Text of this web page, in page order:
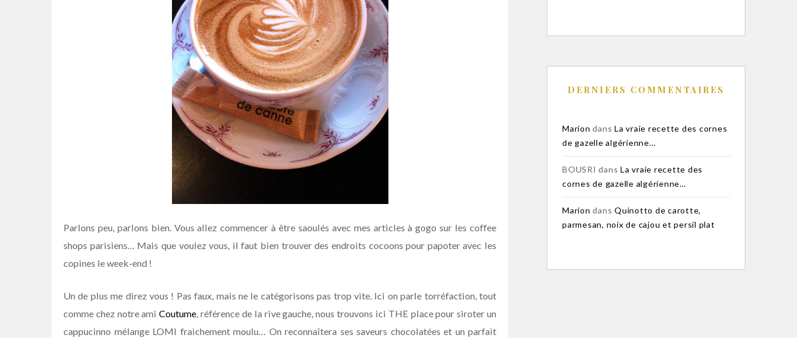
Parlons peu, parlons bien. Vous allez commencer à être saoulés avec mes articles à gogo sur les coffee
shops parisiens… Mais que voulez vous, il faut bien trouver des endroits cocoons pour papoter avec les
copines le week-end !
Un de plus me direz vous ! Pas faux, mais ne le catégorisons pas trop vite. Ici on parle torréfaction, tout
comme chez notre amiCoutume , référence de la rive gauche, nous trouvons ici THE place pour siroter un
cappucinno mélange LOMI fraichement moulu… On reconnaîtera ses saveurs chocolatées et un parfait
DERNIERS COMMENTAIRES
Marion dans La vraie recette des cornes
de gazelle algérienne…
BOUSRI dans La vraie recette des
cornes de gazelle algérienne…
Marion dans Quinotto de carotte,
parmesan, noix de cajou et persil plat